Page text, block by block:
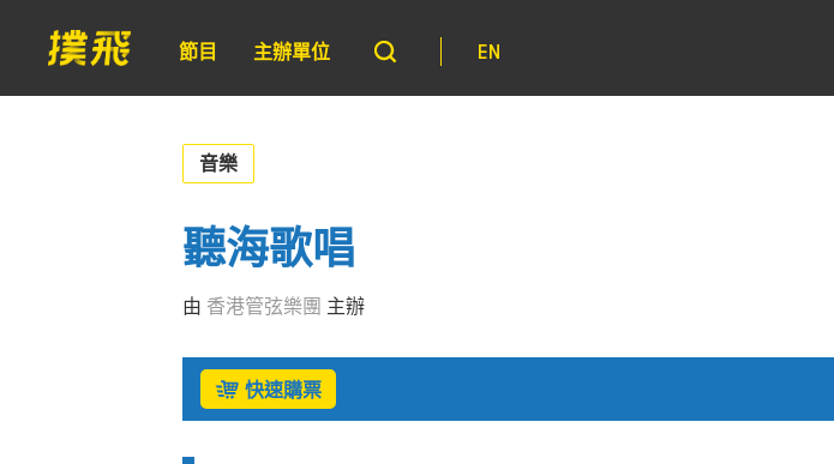
節目 主辦單位 EN
音樂
聽海歌唱
由 香港管弦樂團 主辦
快速購票